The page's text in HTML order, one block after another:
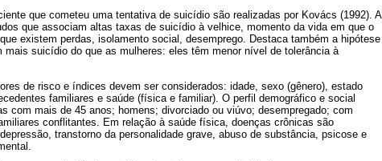
que cometeu uma tentativa de suicídio são realizadas por Kovács (1992). A
que associam altas taxas de suicídio à velhice, momento da vida em que o
existem perdas, isolamento social, desemprego. Destaca também a hipótese
suicídio do que as mulheres: eles têm menor nível de tolerância à
de risco e índices devem ser considerados: idade, sexo (gênero), estado
familiares e saúde (física e familiar). O perfil demográfico e social
com mais de 45 anos; homens; divorciado ou viúvo; desempregado; com
conflitantes. Em relação à saúde física, doenças crônicas são
transtorno da personalidade grave, abuso de substância, psicose e